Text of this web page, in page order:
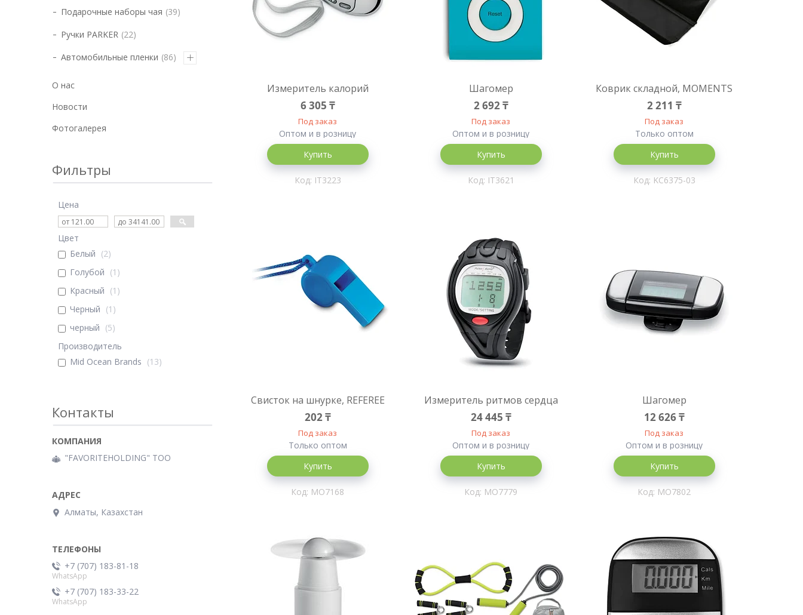
Измеритель калорий
6 305 ₸
Под заказ
Оптом и в розницу
Купить
IT3223
Шагомер
2 692 ₸
Под заказ
Оптом и в розницу
Купить
IT3621
Коврик складной, MOMENTS
2 211 ₸
Под заказ
Только оптом
Купить
KC6375-03
Свисток на шнурке, REFEREE
202 ₸
Под заказ
Только оптом
Купить
MO7168
Измеритель ритмов сердца
24 445 ₸
Под заказ
Оптом и в розницу
Купить
MO7779
Шагомер
12 626 ₸
Под заказ
Оптом и в розницу
Купить
MO7802
Подарочные наборы чая 39
Ручки PARKER 22
Автомобильные пленки 86
О нас
Новости
Фотогалерея
Фильтры
Цена
Цвет
Белый
2
Голубой
1
Красный
1
Черный
1
черный
5
Производитель
Mid Ocean Brands
13
Контакты
"FAVORITEHOLDING" TOO
Алматы, Казахстан
+7 (707) 183-81-18
WhatsApp
+7 (707) 183-33-22
WhatsApp